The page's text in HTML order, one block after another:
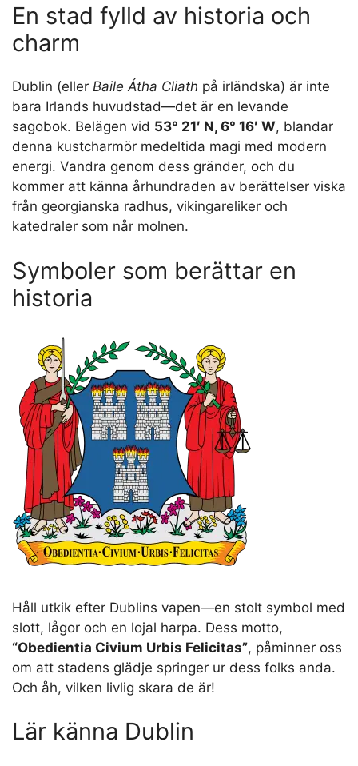
En stad fylld av historia och
charm
Dublin (eller Baile Átha Cliath på irländska) är inte
bara Irlands huvudstad—det är en levande
sagobok. Belägen vid 53° 21′ N, 6° 16′ W, blandar
denna kustcharmör medeltida magi med modern
energi. Vandra genom dess gränder, och du
kommer att känna århundraden av berättelser viska
från georgianska radhus, vikingareliker och
katedraler som når molnen.
Symboler som berättar en
historia
Håll utkik efter Dublins vapen—en stolt symbol med
slott, lågor och en lojal harpa. Dess motto,
“Obedientia Civium Urbis Felicitas”, påminner oss
om att stadens glädje springer ur dess folks anda.
Och åh, vilken livlig skara de är!
Lär känna Dublin